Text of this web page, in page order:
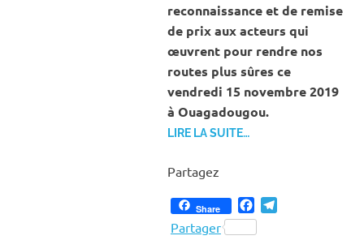
reconnaissance et de remise
de prix aux acteurs qui
œuvrent pour rendre nos
routes plus sûres ce
vendredi 15 novembre 2019
à Ouagadougou.
LIRE LA SUITE…
Partagez
Share Facebook
Partager